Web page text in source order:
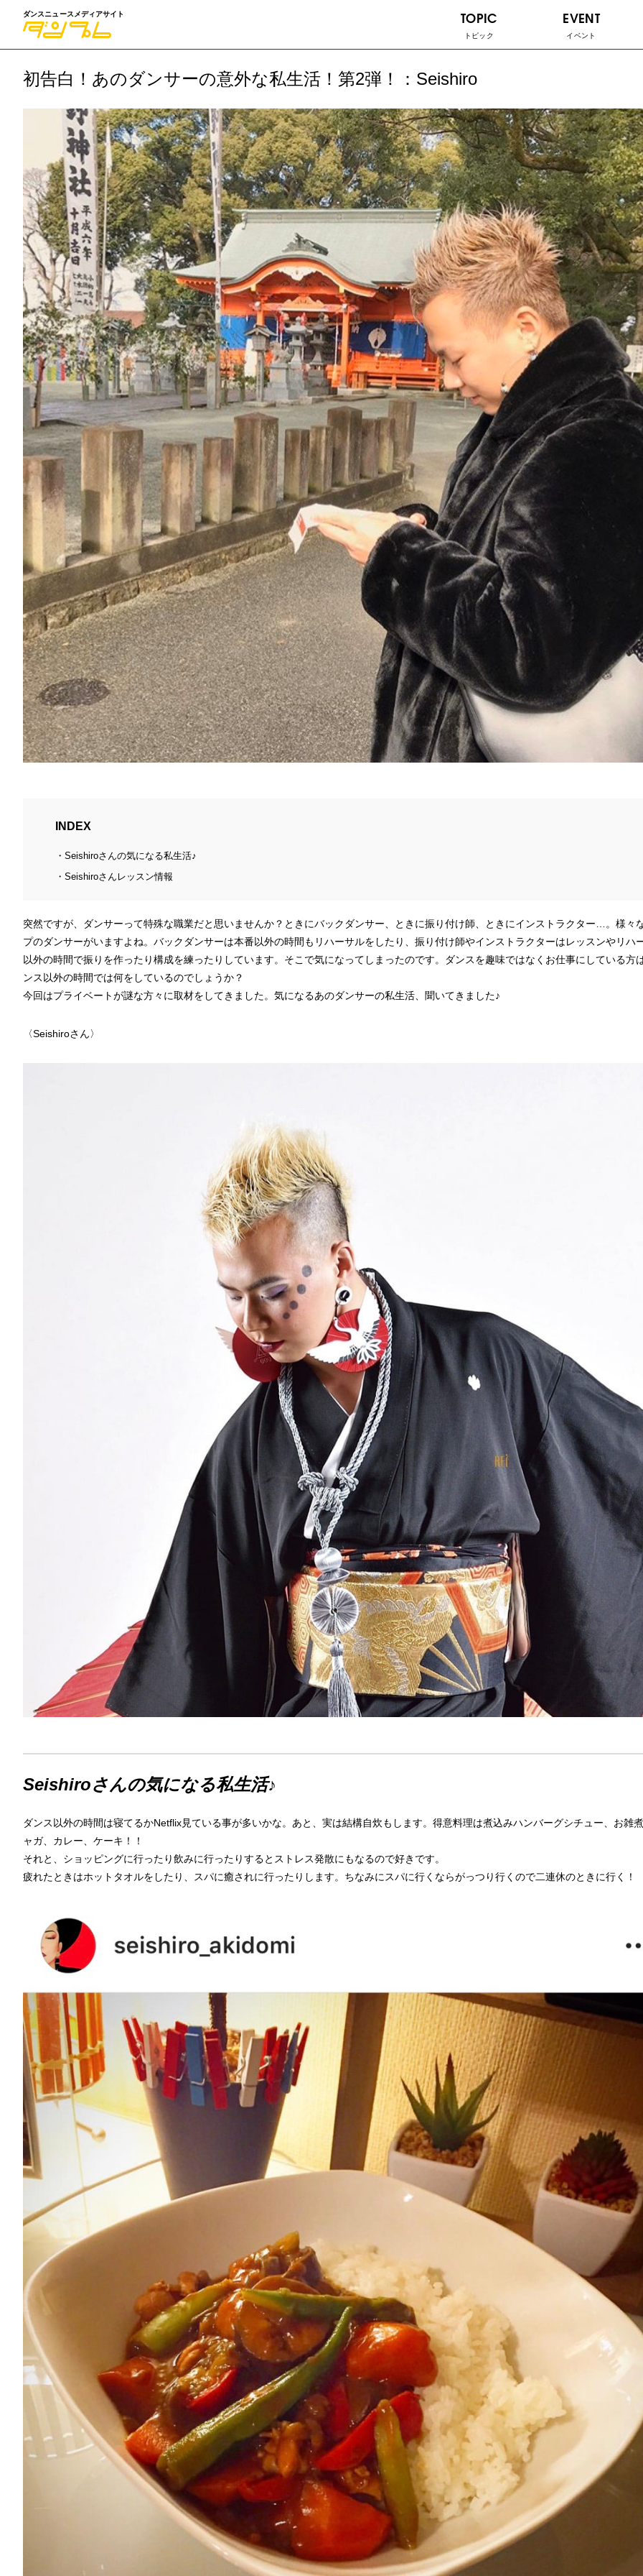
ダンスニュースメディアサイト TOPIC
トピック
EVENT
イベント
初告白！あのダンサーの意外な私生活！第2弾！：Seishiro
INDEX
Seishiroさんの気になる私生活♪
Seishiroさんレッスン情報
突然ですが、ダンサーって特殊な職業だと思いませんか？ときにバックダンサー、ときに振り付け師、ときにインストラクター…。様々
プのダンサーがいますよね。バックダンサーは本番以外の時間もリハーサルをしたり、振り付け師やインストラクターはレッスンやリハ
以外の時間で振りを作ったり構成を練ったりしています。そこで気になってしまったのです。ダンスを趣味ではなくお仕事にしている方
ンス以外の時間では何をしているのでしょうか？
今回はプライベートが謎な方々に取材をしてきました。気になるあのダンサーの私生活、聞いてきました♪
〈Seishiroさん〉
Seishiroさんの気になる私生活♪
ダンス以外の時間は寝てるかNetflix見ている事が多いかな。あと、実は結構自炊もします。得意料理は煮込みハンバーグシチュー、お雑
ャガ、カレー、ケーキ！！
それと、ショッピングに行ったり飲みに行ったりするとストレス発散にもなるので好きです。
疲れたときはホットタオルをしたり、スパに癒されに行ったりします。ちなみにスパに行くならがっつり行くので二連休のときに行く！